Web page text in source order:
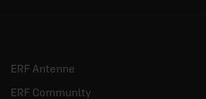
ERF Antenne
ERF Community